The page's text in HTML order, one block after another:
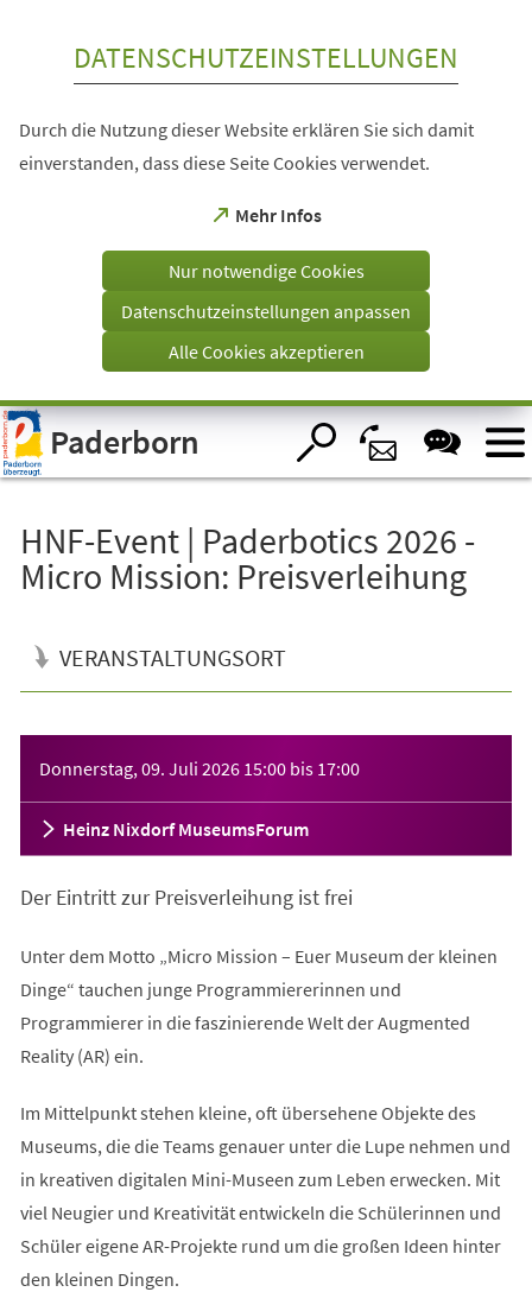
Visuelle
Assistenzsoftware
öffnen.
DATENSCHUTZEINSTELLUNGEN
Durch die Nutzung dieser Website erklären Sie sich damit
einverstanden, dass diese Seite Cookies verwendet.
Mehr Infos
(Öffnet
einem
Tab)
Nur notwendige Cookies
Datenschutzeinstellungen anpassen
Alle Cookies akzeptieren
Paderborn
HNF-Event | Paderbotics 2026 -
Micro Mission: Preisverleihung
VERANSTALTUNGSORT
Donnerstag, 09. Juli 2026 15:00 bis 17:00
Heinz Nixdorf MuseumsForum
Der Eintritt zur Preisverleihung ist frei
Unter dem Motto „Micro Mission – Euer Museum der kleinen
Dinge“ tauchen junge Programmiererinnen und
Programmierer in die faszinierende Welt der Augmented
Reality (AR) ein.
Im Mittelpunkt stehen kleine, oft übersehene Objekte des
Museums, die die Teams genauer unter die Lupe nehmen und
in kreativen digitalen Mini-Museen zum Leben erwecken. Mit
viel Neugier und Kreativität entwickeln die Schülerinnen und
Schüler eigene AR-Projekte rund um die großen Ideen hinter
den kleinen Dingen.